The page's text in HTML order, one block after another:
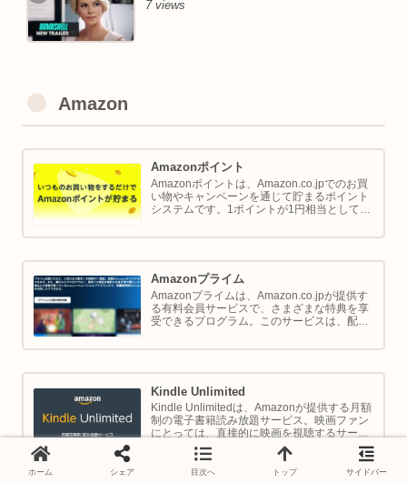
7 views
Amazon
Amazonポイント
Amazonポイントは、Amazon.co.jpでのお買
い物やキャンペーンを通じて貯まるポイント
システムです。1ポイントが1円相当として、
では Amazon ポイントの使い方と貯め方を解
Amazonプライム
Amazonプライムは、Amazon.co.jpが提供す
る有料会員サービスで、さまざまな特典を享
受できるプログラム。このサービスは、配送
実、さらには限定割引までをカバーし、日常
Kindle Unlimited
Kindle Unlimitedは、Amazonが提供する月額
制の電子書籍読み放題サービス。映画ファン
にとっては、直接的に映画を視聴するサービ
スではありませんが、映画の世界をより深く
理解し、楽しむための間接的なツールとして
大変有効です。
ホーム シェア 目次へ トップ サイドバー